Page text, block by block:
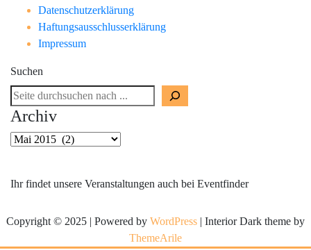
Datenschutzerklärung
Haftungsausschlusserklärung
Impressum
Suchen
Archiv
Archiv
Ihr findet unsere Veranstaltungen auch bei Eventfinder
Copyright © 2025 | Powered by WordPress | Interior Dark theme by
ThemeArile